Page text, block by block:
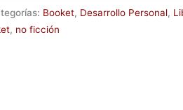
Booket, Desarrollo Personal,
, no ficción